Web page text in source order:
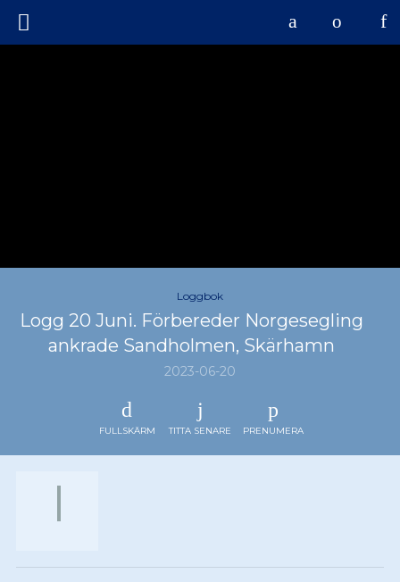
Loggbok
Logg 20 Juni. Förbereder Norgesegling
ankrade Sandholmen, Skärhamn
2023-06-20
FULLSKÄRM TITTA SENARE PRENUMERA